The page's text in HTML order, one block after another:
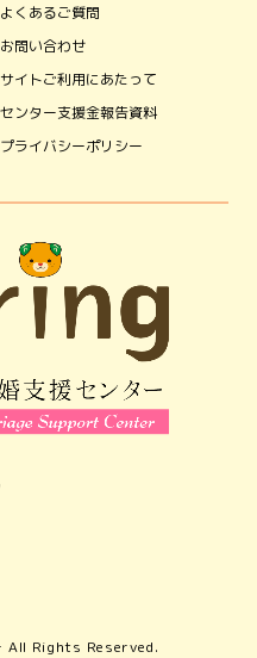
よくあるご質問
お問い合わせ
サイトご利用にあたって
センター支援金報告資料
プライバシーポリシー
All Rights Reserved.